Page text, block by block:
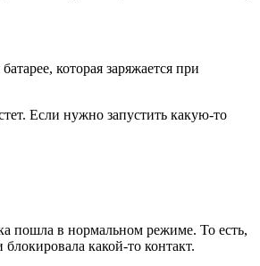
которая заряжается при
Если нужно запустить какую-то
пошла в нормальном режиме. То есть,
какой-то контакт.